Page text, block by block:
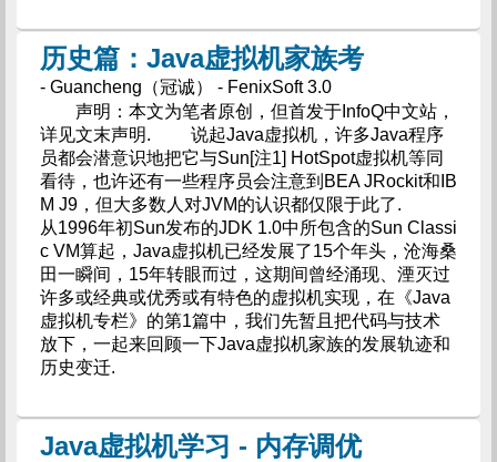
历史篇：Java虚拟机家族考
- Guancheng（冠诚） - FenixSoft 3.0
声明：本文为笔者原创，但首发于InfoQ中文站，
详见文末声明. 说起Java虚拟机，许多Java程序
员都会潜意识地把它与Sun[注1] HotSpot虚拟机等同
看待，也许还有一些程序员会注意到BEA JRockit和IB
M J9，但大多数人对JVM的认识都仅限于此了.
从1996年初Sun发布的JDK 1.0中所包含的Sun Classi
c VM算起，Java虚拟机已经发展了15个年头，沧海桑
田一瞬间，15年转眼而过，这期间曾经涌现、湮灭过
许多或经典或优秀或有特色的虚拟机实现，在《Java
虚拟机专栏》的第1篇中，我们先暂且把代码与技术
放下，一起来回顾一下Java虚拟机家族的发展轨迹和
历史变迁.
Java虚拟机学习 - 内存调优